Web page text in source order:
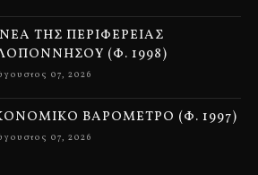
ΤΗΣ ΠΕΡΙΦΕΡΕΙΑΣ
(Φ. 1998)
07, 2026
ΒΑΡΟΜΕΤΡΟ (Φ. 1997)
07, 2026